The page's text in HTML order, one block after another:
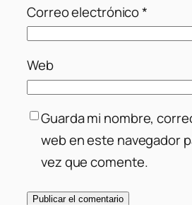
Correo electrónico*
Web
Guarda mi nombre,
web en este navegador
vez que comente.